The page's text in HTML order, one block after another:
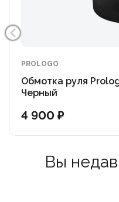
PROLOGO
Обмотка руля
Черный
4 900 ₽
Вы